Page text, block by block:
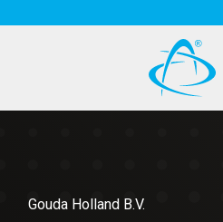
Gouda Holland B.V.